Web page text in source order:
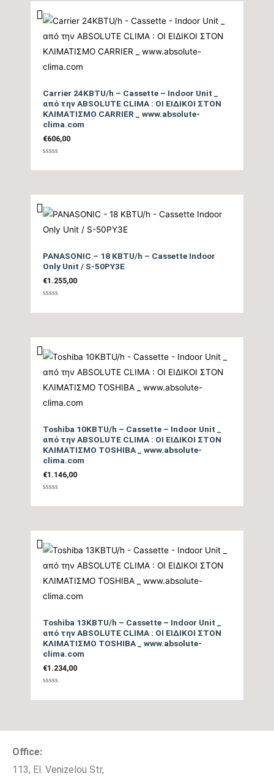
Carrier 24KBTU/h – Cassette – Indoor Unit _
από την ABSOLUTE CLIMA : ΟΙ ΕΙΔΙΚΟΙ ΣΤΟΝ
ΚΛΙΜΑΤΙΣΜΟ CARRIER _ www.absolute-
clima.com
€606,00
PANASONIC – 18 KBTU/h – Cassette Indoor
Only Unit / S-50PY3E
€1.255,00
Toshiba 10KBTU/h – Cassette – Indoor Unit _
από την ABSOLUTE CLIMA : ΟΙ ΕΙΔΙΚΟΙ ΣΤΟΝ
ΚΛΙΜΑΤΙΣΜΟ TOSHIBA _ www.absolute-
clima.com
€1.146,00
Toshiba 13KBTU/h – Cassette – Indoor Unit _
από την ABSOLUTE CLIMA : ΟΙ ΕΙΔΙΚΟΙ ΣΤΟΝ
ΚΛΙΜΑΤΙΣΜΟ TOSHIBA _ www.absolute-
clima.com
€1.234,00
Office:
113, El. Venizelou Str,